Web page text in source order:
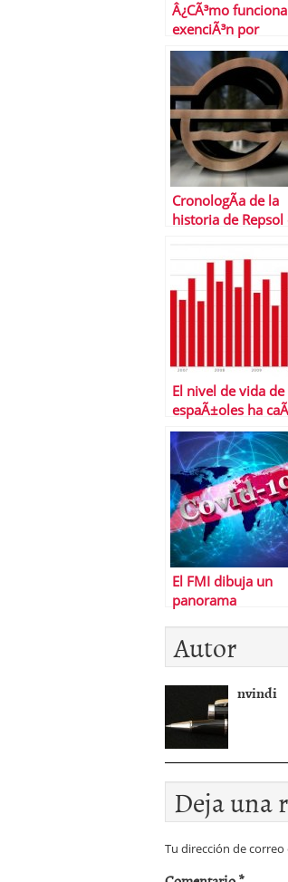
Â¿CÃ³mo
exenciÃ³n por
reinversiÃ³n en
vivienda habitual?
CronologÃ­a de la
historia de Repsol
El nivel de vida
espaÃ±oles ha
mÃ¡s que en la
DepresiÃ³n de
El FMI dibuja un
panorama
economÃ­a mundial
Autor
nvindi
Deja una
Tu dirección de